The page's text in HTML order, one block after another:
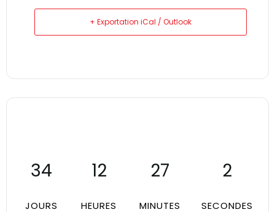
+ Exportation iCal / Outlook
34
JOURS
12
HEURES
27
MINUTES
2
SECONDES